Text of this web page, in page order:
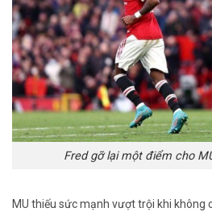
Fred gỡ lại một điểm cho
MU thiếu sức mạnh vượt trội khi không